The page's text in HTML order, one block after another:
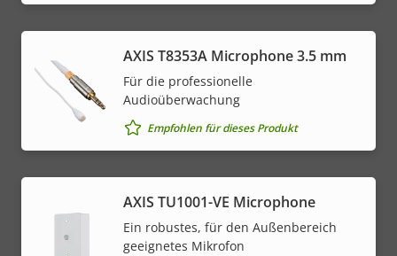
AXIS T8353A Microphone 3.5 mm
Für die professionelle
Audioüberwachung
Empfohlen für dieses Produkt
AXIS TU1001-VE Microphone
Ein robustes, für den Außenbereich
geeignetes Mikrofon